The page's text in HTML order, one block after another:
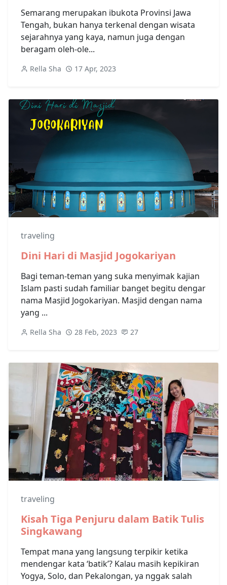
Semarang merupakan ibukota Provinsi Jawa
Tengah, bukan hanya terkenal dengan wisata
sejarahnya yang kaya, namun juga dengan
beragam oleh-ole...
Rella Sha 17 Apr, 2023
traveling
Dini Hari di Masjid Jogokariyan
Bagi teman-teman yang suka menyimak kajian
Islam pasti sudah familiar banget begitu dengar
nama Masjid Jogokariyan. Masjid dengan nama
yang ...
Rella Sha 28 Feb, 2023 27
traveling
Kisah Tiga Penjuru dalam Batik Tulis
Singkawang
Tempat mana yang langsung terpikir ketika
mendengar kata ‘batik’? Kalau masih kepikiran
Yogya, Solo, dan Pekalongan, ya nggak salah